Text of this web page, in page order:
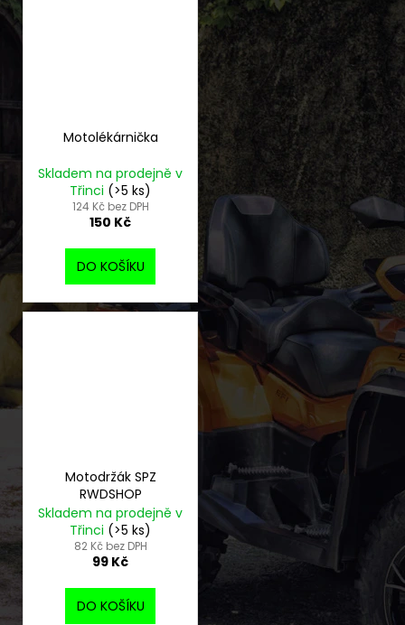
Motolékárnička
Skladem na prodejně v
Třinci (>5 ks)
124 Kč bez DPH
150 Kč
DO KOŠÍKU
Motodržák SPZ
RWDSHOP
Skladem na prodejně v
Třinci (>5 ks)
82 Kč bez DPH
99 Kč
DO KOŠÍKU